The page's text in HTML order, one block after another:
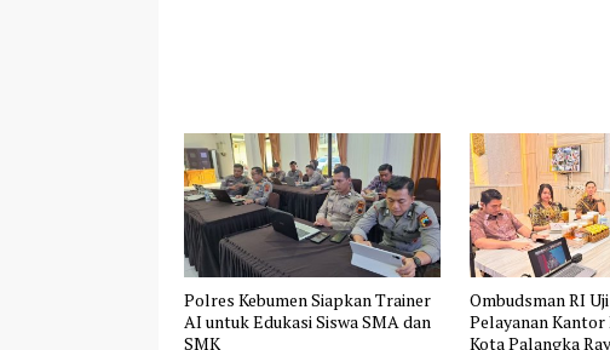
Polres Kebumen Siapkan Trainer
AI untuk Edukasi Siswa SMA dan
SMK
Ombudsman RI
Pelayanan
Kota Palangka